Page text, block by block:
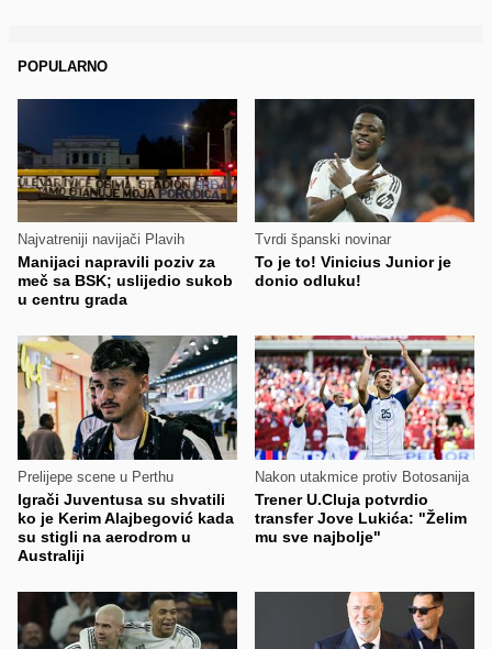
POPULARNO
Najvatreniji navijači Plavih
Manijaci napravili poziv za
meč sa BSK; uslijedio sukob
u centru grada
Tvrdi španski novinar
To je to! Vinicius Junior je
donio odluku!
Prelijepe scene u Perthu
Igrači Juventusa su shvatili
ko je Kerim Alajbegović kada
su stigli na aerodrom u
Australiji
Nakon utakmice protiv Botosanija
Trener U.Cluja potvrdio
transfer Jove Lukića: "Želim
mu sve najbolje"